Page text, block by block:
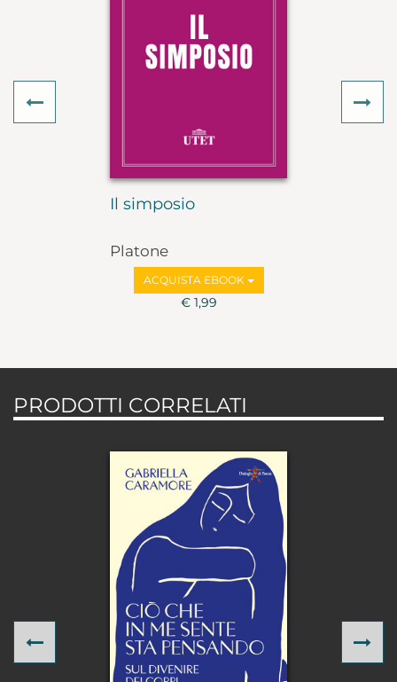
Il simposio
Platone
ACQUISTA EBOOK
€ 1,99
Previous
PRODOTTI CORRELATI
Previous